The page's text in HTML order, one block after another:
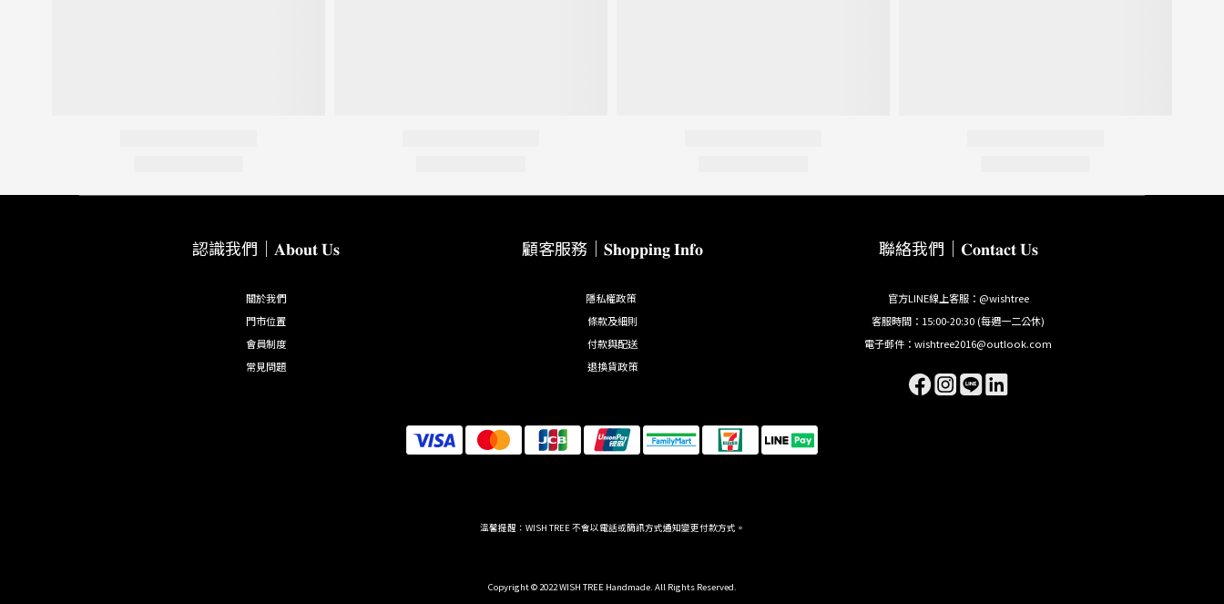
認識我們｜𝐀𝐛𝐨𝐮𝐭 𝐔𝐬
關於我們
門市位置
會員制度
常見問題
顧客服務｜𝐒𝐡𝐨𝐩𝐩𝐢𝐧𝐠 𝐈𝐧𝐟𝐨
隱私權政策
條款及細則
付款與配送
退換貨政策
聯絡我們｜𝐂𝐨𝐧𝐭𝐚𝐜𝐭 𝐔𝐬
官方LINE線上客服：@wishtree
客服時間：15:00-20:30 (每週一二公休)
電子郵件：wishtree2016@outlook.com
溫馨提醒：WISH TREE 不會以電話或簡訊方式通知變更付款方式。
Copyright © 2022 WISH TREE Handmade. All Rights Reserved.